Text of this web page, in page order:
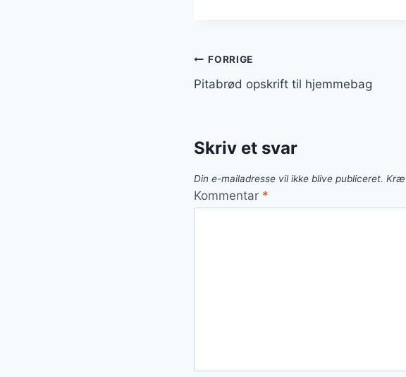
Indlægsnavigation
FORRIGE
Pitabrød opskrift til hjemmebag
Skriv et svar
Din e-mailadresse vil ikke blive publiceret.
Kommentar *